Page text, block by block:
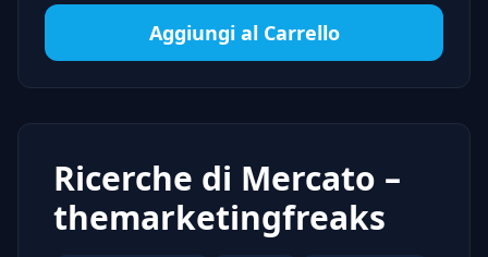
Aggiungi al Carrello
Ricerche di Mercato –
themarketingfreaks